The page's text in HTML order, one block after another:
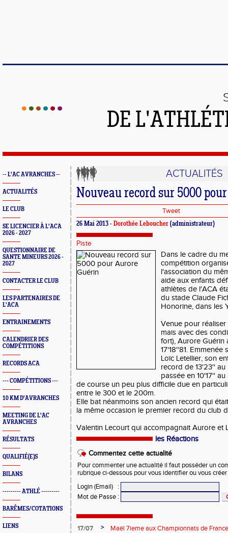
DE
-- L'AC AVRANCHES --
ACTUALITÉS
LE CLUB
SE LICENCIER À L'ACA
2026 - 2027
QUESTIONNAIRE DE
SANTE MINEURS 2026 -
2027
CONTACTER LE CLUB
LES PARTENAIRES DE
L'ACA
ENTRAINEMENTS
CALENDRIER DES
COMPÉTITIONS
RECORDS ACA
--- COMPÉTITIONS ---
10 KM D'AVRANCHES
MEETING DE L'AC
AVRANCHES
RÉSULTATS
QUALIFIÉ(E)S
BILANS
--------- ATHLÉ ---------
BARÊMES/COTATIONS
LIENS
ACTUALITÉS
Nouveau record sur 5000
Tweet
26 Mai 2013 - Dorothée Leboucher (administrateur)
Piste
Dans le cadre du
compétition
l'association du
aide aux enfants
athlètes de l'ACA
du stade Claude
Honorine, dans les
Venue pour
mais avec des
fort), Aurore Guérin
17'18''81. Emmenée
Loïc Letellier, son
record de 13'23'' au
passée en 10'17''
de course un peu plus difficile due en
entre le 300 et le 200m.
Elle bat néanmoins son ancien record qui
la même occasion le premier record du club
Valentin Lecourt qui accompagnait Aurore et
les Réactions
Commentez cette actualité
Pour commenter une actualité il faut posséder un
rubrique ci-dessous pour vous identifier ou vous
Login (Email)
:
Mot de Passe :
17/07 >
Maël 7ieme aux Championnats de